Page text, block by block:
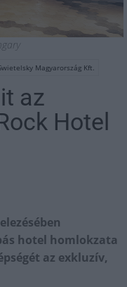
Magyarország Kft.
az
Hotel
hotel homlokzata
az exkluzív,